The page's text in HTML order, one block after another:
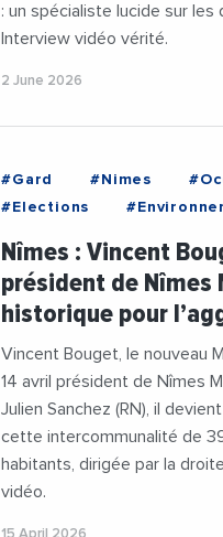
: un spécialiste lucide sur
Interview vidéo vérité.
2 June 2026
#Gard #Nimes
#Elections
#Precarite
#VincentBouget
Nîmes : Vincent
président de
historique pour
Vincent Bouget, le nouveau
14 avril président de Nîmes
Julien Sanchez (RN), il
cette intercommunalité de
habitants, dirigée par la
vidéo.